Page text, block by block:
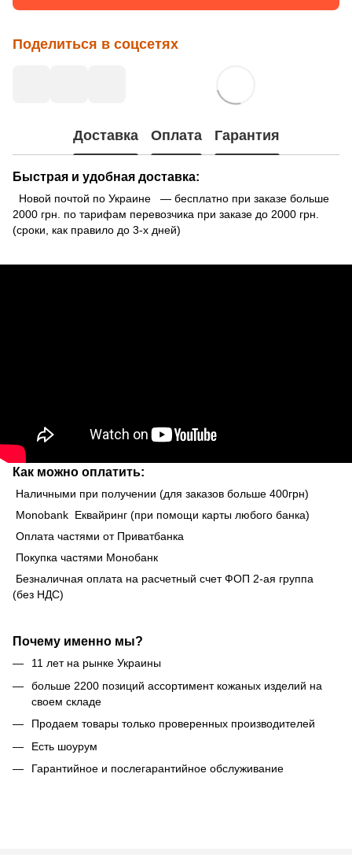
Поделиться в соцсетях
Доставка Оплата Гарантия
Быстрая и удобная доставка:
Новой почтой по Украине — бесплатно при заказе больше
2000 грн. по тарифам перевозчика при заказе до 2000 грн.
(сроки, как правило до 3-х дней)
Как можно оплатить:
Наличными при получении (для заказов больше 400грн)
Monobank Еквайринг (при помощи карты любого банка)
Оплата частями от Приватбанка
Покупка частями Монобанк
Безналичная оплата на расчетный счет ФОП 2-ая группа
(без НДС)
Почему именно мы?
11 лет на рынке Украины
больше 2200 позиций ассортимент кожаных изделий на
своем складе
Продаем товары только проверенных производителей
Есть шоурум
Гарантийное и послегарантийное обслуживание